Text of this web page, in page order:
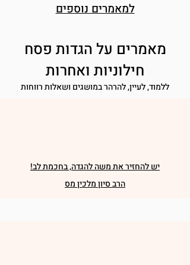
למאמרים נוספים
מאמרים על הגדות פסח
חילוניות ואחרות
ללמוד, לעיין, להרהר במושגים ושאלות רווחות
יש להחזיר את משה להגדה, בחכמת לב!
הרב סיון מלכין מס